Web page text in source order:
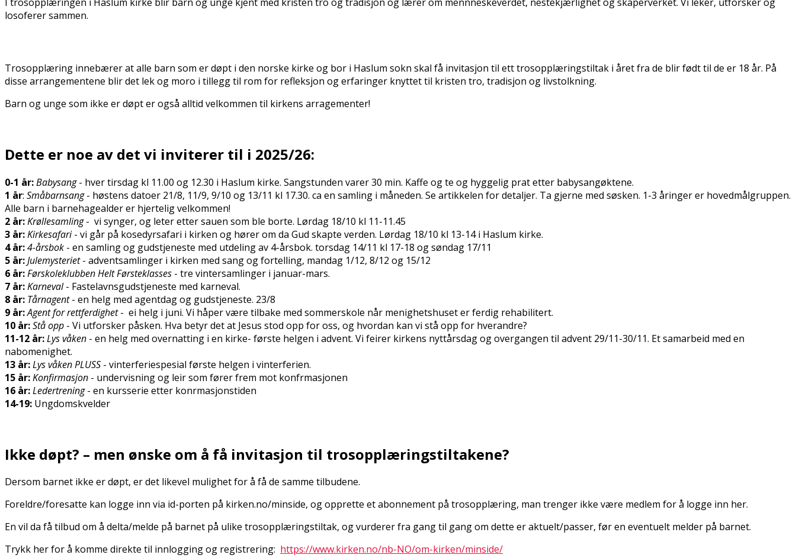
filosoferer sammen.
Trosopplæring innebærer at alle barn som er døpt i den norske kirke og bor i Haslum sokn skal få invitasjon til ett trosopplæringstiltak i året fra de blir født til de er 18 år. På
disse arrangementene blir det lek og moro i tillegg til rom for refleksjon og erfaringer knyttet til kristen tro, tradisjon og livstolkning.
Barn og unge som ikke er døpt er også alltid velkommen til kirkens arragementer!
Dette er noe av det vi inviterer til i 2025/26:
0-1 år:Babysang- hver tirsdag kl 11.00 og 12.30 i Haslum kirke. Sangstunden varer 30 min. Kaffe og te og hyggelig prat etter babysangøktene.
1 år: Småbarnsang- høstens datoer 21/8, 11/9, 9/10 og 13/11 kl 17.30. ca en samling i måneden. Se artikkelen for detaljer. Ta gjerne med søsken. 1-3 åringer er hovedmålgruppen.
Alle barn i barnehagealder er hjertelig velkommen!
2 år:Krøllesamling- vi synger, og leter etter sauen som ble borte. Lørdag 18/10 kl 11-11.45
3 år:Kirkesafari- vi går på kosedyrsafari i kirken og hører om da Gud skapte verden. Lørdag 18/10 kl 13-14 i Haslum kirke.
4 år:4-årsbok - en samling og gudstjeneste med utdeling av 4-årsbok. torsdag 14/11 kl 17-18 og søndag 17/11
5 år:Julemysteriet- adventsamlinger i kirken med sang og fortelling, mandag 1/12, 8/12 og 15/12
6 år:Førskoleklubben Helt Førsteklasses - tre vintersamlinger i januar-mars.
7 år:Karneval- Fastelavnsgudstjeneste med karneval.
8 år: Tårnagent- en helg med agentdag og gudstjeneste. 23/8
9 år:Agent for rettferdighet- ei helg i juni. Vi håper være tilbake med sommerskole når menighetshuset er ferdig rehabilitert.
10 år:Stå opp - Vi utforsker påsken. Hva betyr det at Jesus stod opp for oss, og hvordan kan vi stå opp for hverandre?
11-12 år:Lys våken - en helg med overnatting i en kirke- første helgen i advent. Vi feirer kirkens nyttårsdag og overgangen til advent 29/11-30/11. Et samarbeid med en
nabomenighet.
13 år:Lys våken PLUSS - vinterferiespesial første helgen i vinterferien.
15 år:Konfirmasjon - undervisning og leir som fører frem mot konfrmasjonen
16 år:Ledertrening- en kursserie etter konfirmasjonstiden
14-19: Ungdomskvelder
Ikke døpt? – men ønske om å få invitasjon til trosopplæringstiltakene?
Dersom barnet ikke er døpt, er det likevel mulighet for å få de samme tilbudene.
Foreldre/foresatte kan logge inn via id-porten på kirken.no/minside, og opprette et abonnement på trosopplæring, man trenger ikke være medlem for å logge inn her.
En vil da få tilbud om å delta/melde på barnet på ulike trosopplæringstiltak, og vurderer fra gang til gang om dette er aktuelt/passer, før en eventuelt melder på barnet.
Trykk her for å komme direkte til innlogging og registrering: https://www.kirken.no/nb-NO/om-kirken/minside/